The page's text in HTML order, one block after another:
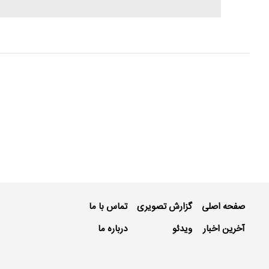
صفحه اصلی
آخرین اخبار
گزارش تصویری
ویدئو
تماس با ما
درباره ما